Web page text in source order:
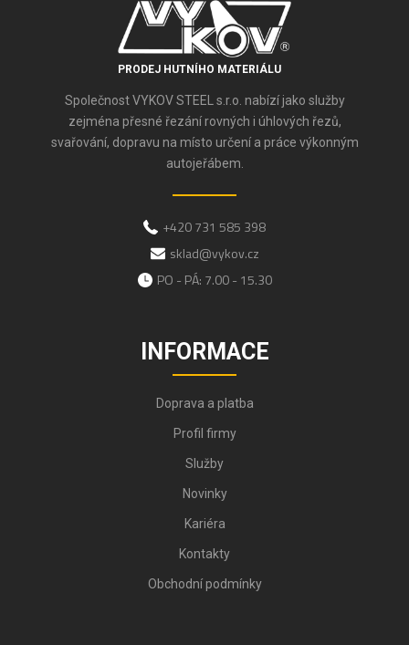
PRODEJ HUTNÍHO MATERIÁLU
Společnost VYKOV STEEL s.r.o. nabízí jako služby
zejména přesné řezání rovných i úhlových řezů,
svařování, dopravu na místo určení a práce výkonným
autojeřábem.
+420 731 585 398
sklad@vykov.cz
PO - PÁ: 7.00 - 15.30
INFORMACE
Doprava a platba
Profil firmy
Služby
Novinky
Kariéra
Kontakty
Obchodní podmínky